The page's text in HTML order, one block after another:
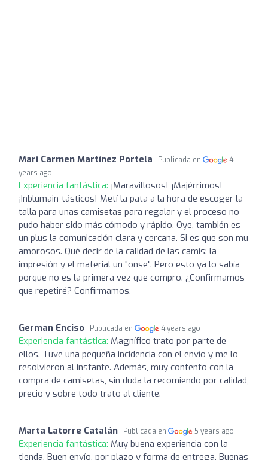
Mari Carmen Martínez Portela Publicada en
4
years ago
Experiencia fantástica: ¡Maravillosos! ¡Majérrimos!
¡Inblumain-tásticos! Metí la pata a la hora de escoger la
talla para unas camisetas para regalar y el proceso no
pudo haber sido más cómodo y rápido. Oye, también es
un plus la comunicación clara y cercana. Si es que son mu
amorosos. Qué decir de la calidad de las camis: la
impresión y el material un "onse". Pero esto ya lo sabía
porque no es la primera vez que compro. ¿Confirmamos
que repetiré? Confirmamos.
German Enciso Publicada en 4 years ago
Experiencia fantástica: Magnífico trato por parte de
ellos. Tuve una pequeña incidencia con el envío y me lo
resolvieron al instante. Además, muy contento con la
compra de camisetas, sin duda la recomiendo por calidad,
precio y sobre todo trato al cliente.
Marta Latorre Catalán Publicada en 5 years ago
Experiencia fantástica: Muy buena experiencia con la
tienda. Buen envío, por plazo y forma de entrega. Buenas